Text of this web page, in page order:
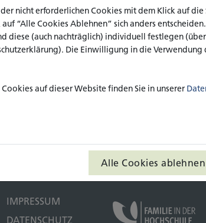
s_innrealisierte. Während
sie eng mit Projektreferent
der vor allem die technische
übersetzten Contents
Regeln vom Netzwerk Leichte
für Leichte Sprache der
IMPRESSUM
DATENSCHUTZ
nicht erforderlichen Cookies mit dem Klick auf
“Alle Cookies Ablehnen” sich anders
diese (auch nachträglich) individuell festlegen
Die Einwilligung in die
auf dieser Website finden Sie in unserer
Alle Cookies ablehnen